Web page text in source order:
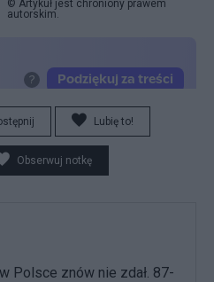
© Artykuł jest chroniony prawem
autorskim.
Lubię to!
Obserwuj notkę
Polsce znów nie zdał. 87-